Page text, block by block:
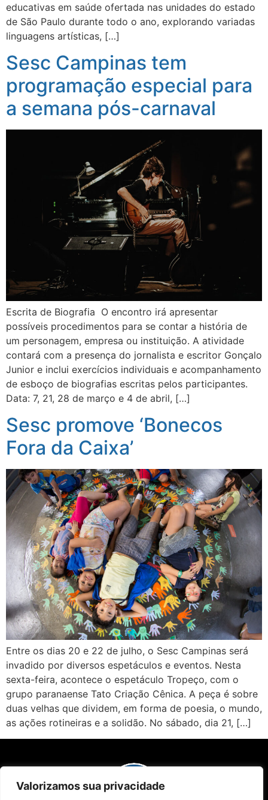
Valorizamos sua privacidade
educativas em saúde ofertada nas unidades do estado
de São Paulo durante todo o ano, explorando variadas
linguagens artísticas, […]
Sesc Campinas tem
programação especial para
a semana pós-carnaval
Escrita de Biografia O encontro irá apresentar
possíveis procedimentos para se contar a história de
um personagem, empresa ou instituição. A atividade
contará com a presença do jornalista e escritor Gonçalo
Junior e inclui exercícios individuais e acompanhamento
de esboço de biografias escritas pelos participantes.
Data: 7, 21, 28 de março e 4 de abril, […]
Sesc promove ‘Bonecos
Fora da Caixa’
Entre os dias 20 e 22 de julho, o Sesc Campinas será
invadido por diversos espetáculos e eventos. Nesta
sexta-feira, acontece o espetáculo Tropeço, com o
grupo paranaense Tato Criação Cênica. A peça é sobre
duas velhas que dividem, em forma de poesia, o mundo,
as ações rotineiras e a solidão. No sábado, dia 21, […]